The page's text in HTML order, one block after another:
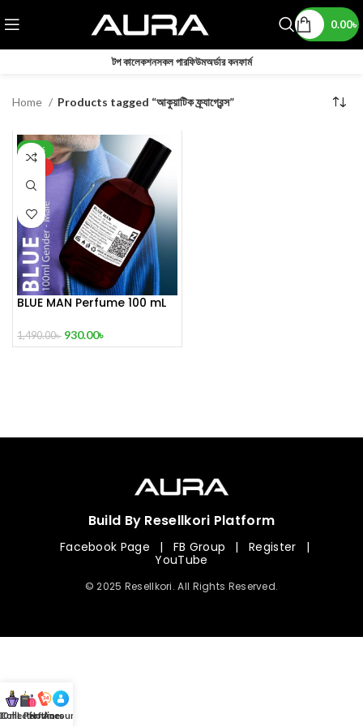
0.00৳
টপ কালেকশনসকল পারফিউমঅর্ডার কনফার্ম
Home Products tagged “আকুয়াটিক ফ্র্যাগ্রেন্স”
-38%
BLUE MAN Perfume 100 mL
1,490.00৳ 930.00৳
Build By Resellkori Platform
Facebook Page | FB Group | Register
|
YouTube
© 2025 Resellkori. All Rights Reserved.
mL Perfumes
Hotline
Account